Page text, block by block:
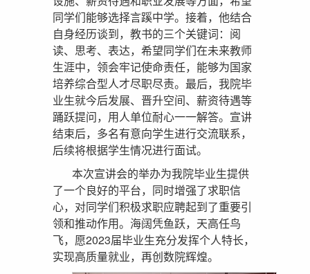
同学们能够选择言蹊中学。接着，他结合
自身经历谈到，教书的三个关键词：阅
读、思考、表达，希望同学们在未来教师
生涯中，领会牢记使命责任，能够为国家
培养综合型人才尽职尽责。最后，我院毕
业生就今后发展、晋升空间、薪资待遇等
踊跃提问，用人单位耐心一一解答。宣讲
结束后，多名有意向学生进行交流联系，
后续将根据学生情况进行面试。
本次宣讲会的举办为我院毕业生提供
了一个良好的平台，同时增强了求职信
心，对同学们积极求职应聘起到了重要引
领和推动作用。海阔凭鱼跃，天高任鸟
飞，愿2023届毕业生充分发挥个人特长，
实现高质量就业，再创数院辉煌。